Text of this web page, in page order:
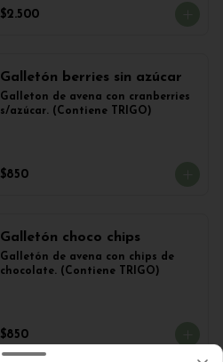
$2.500
Galletón berries sin azúcar
Galleton de avena con cranberries
s/azúcar. (Contiene TRIGO)
$850
Galletón choco chips
Galletón de avena con chips de
chocolate. (Contiene TRIGO)
$850